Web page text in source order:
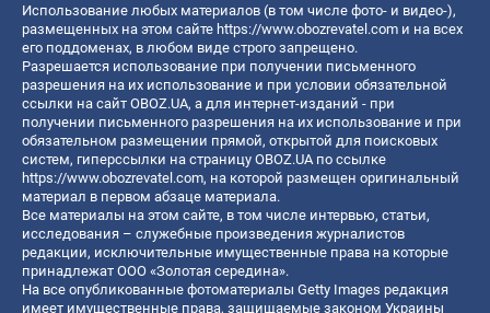
Использование любых материалов (в том числе фото- и видео-),
размещенных на этом сайте https://www.obozrevatel.com и на всех
его поддоменах, в любом виде строго запрещено.
Разрешается использование при получении письменного
разрешения на их использование и при условии обязательной
ссылки на сайт OBOZ.UA, а для интернет-изданий - при
получении письменного разрешения на их использование и при
обязательном размещении прямой, открытой для поисковых
систем, гиперссылки на страницу OBOZ.UA по ссылке
https://www.obozrevatel.com, на которой размещен оригинальный
материал в первом абзаце материала.
Все материалы на этом сайте, в том числе интервью, статьи,
исследования – служебные произведения журналистов
редакции, исключительные имущественные права на которые
принадлежат ООО «Золотая середина».
На все опубликованные фотоматериалы Getty Images редакция
имеет имущественные права, защищаемые законом Украины